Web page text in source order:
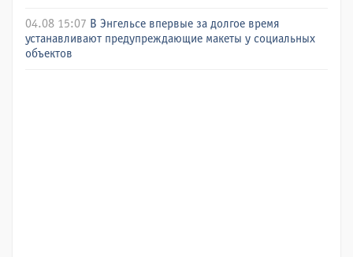
04.08 15:07 В Энгельсе впервые за долгое время
устанавливают предупреждающие макеты у социальных
объектов